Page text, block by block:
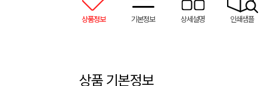
상품정보 기본정보 상세설명 인쇄샘플
상품 기본정보